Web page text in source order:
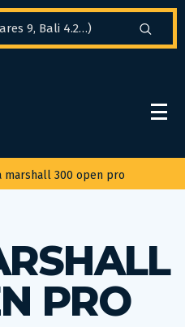
marshall 300 open pro
PRO